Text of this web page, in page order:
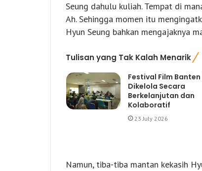
Seung dahulu kuliah. Tempat di
Ah. Sehingga momen itu
Hyun Seung bahkan mengajaknya
Tulisan yang Tak Kalah Menarik
Festival Film Banten
Dikelola Secara
Berkelanjutan dan
Kolaboratif
23 July 2026
Namun, tiba-tiba mantan kekasih